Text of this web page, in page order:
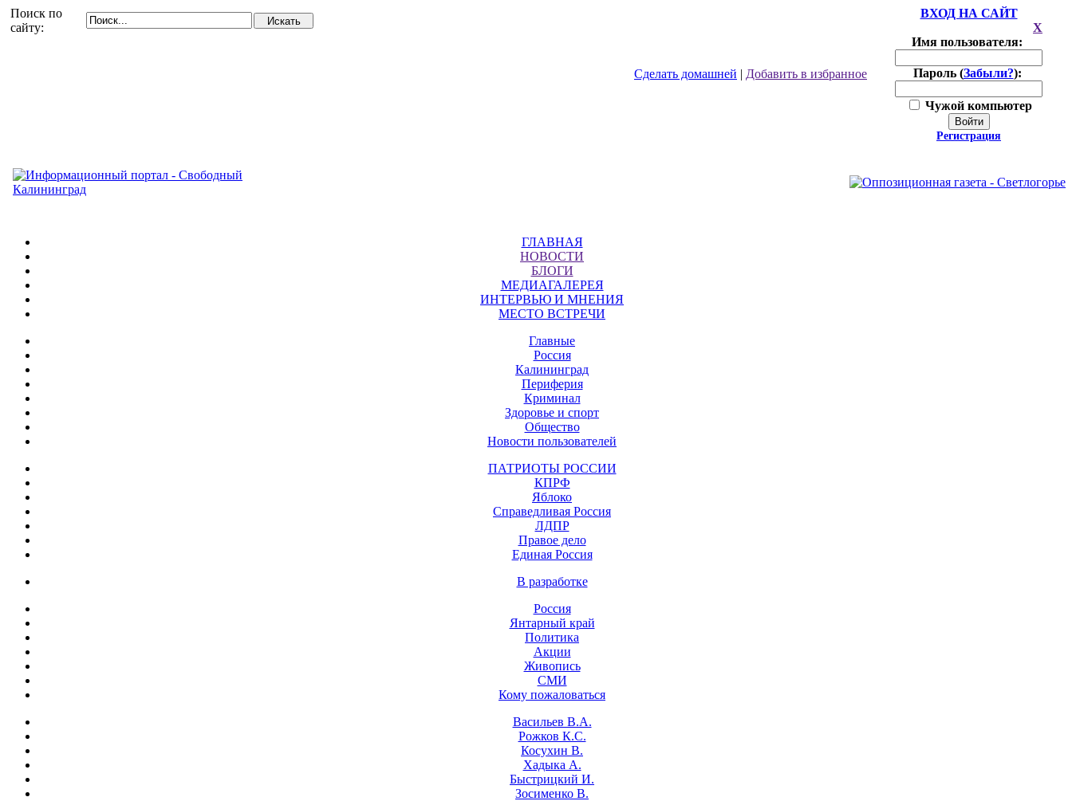
Поиск по
сайту:
Сделать домашней | Добавить в избранное
ВХОД НА САЙТ
X
Имя пользователя:
Пароль (Забыли?):
Чужой компьютер
Войти
Регистрация
ГЛАВНАЯ
НОВОСТИ
БЛОГИ
МЕДИАГАЛЕРЕЯ
ИНТЕРВЬЮ И МНЕНИЯ
МЕСТО ВСТРЕЧИ
Главные
Россия
Калининград
Периферия
Криминал
Здоровье и спорт
Общество
Новости пользователей
ПАТРИОТЫ РОССИИ
КПРФ
Яблоко
Справедливая Россия
ЛДПР
Правое дело
Единая Россия
В разработке
Россия
Янтарный край
Политика
Акции
Живопись
СМИ
Кому пожаловаться
Васильев В.А.
Рожков К.С.
Косухин В.
Хадыка А.
Быстрицкий И.
Зосименко В.